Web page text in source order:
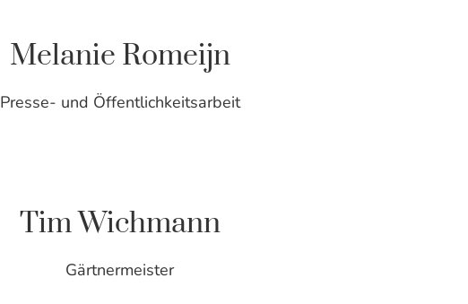
Melanie Romeijn
Presse- und Öffentlichkeitsarbeit
Tim Wichmann
Gärtnermeister